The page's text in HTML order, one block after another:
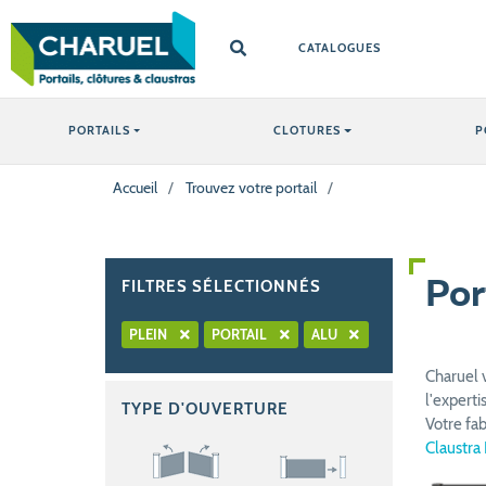
CATALOGUES
PORTAILS CLOTURES
Accueil / Trouvez votre portail /
FILTRES SÉLECTIONNÉS
PLEIN PORTAIL ALU
TYPE D'OUVERTURE
Charuel
Votre
Claustra